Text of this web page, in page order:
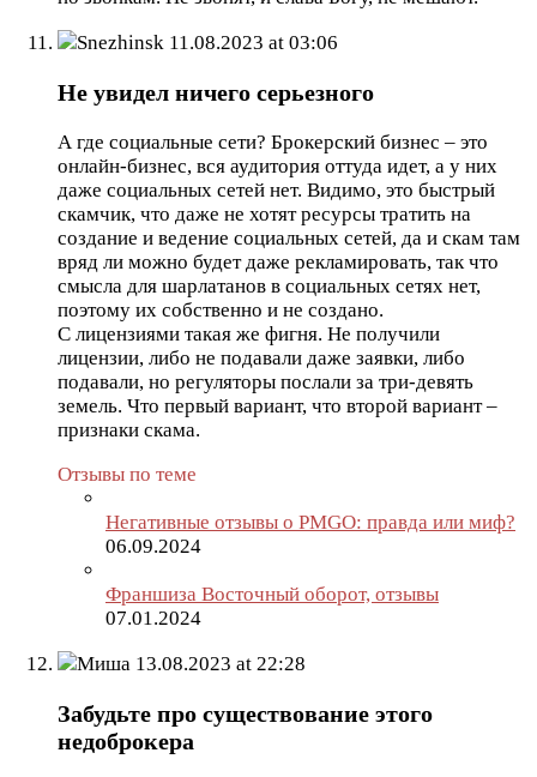
Snezhinsk 11.08.2023 at 03:06
Не увидел ничего серьезного
А где социальные сети? Брокерский бизнес – это
онлайн-бизнес, вся аудитория оттуда идет, а у них
даже социальных сетей нет. Видимо, это быстрый
скамчик, что даже не хотят ресурсы тратить на
создание и ведение социальных сетей, да и скам там
вряд ли можно будет даже рекламировать, так что
смысла для шарлатанов в социальных сетях нет,
поэтому их собственно и не создано.
С лицензиями такая же фигня. Не получили
лицензии, либо не подавали даже заявки, либо
подавали, но регуляторы послали за три-девять
земель. Что первый вариант, что второй вариант –
признаки скама.
Отзывы по теме
Негативные отзывы о PMGO: правда или миф?
06.09.2024
Франшиза Восточный оборот, отзывы
07.01.2024
Миша 13.08.2023 at 22:28
Забудьте про существование этого
недоброкера